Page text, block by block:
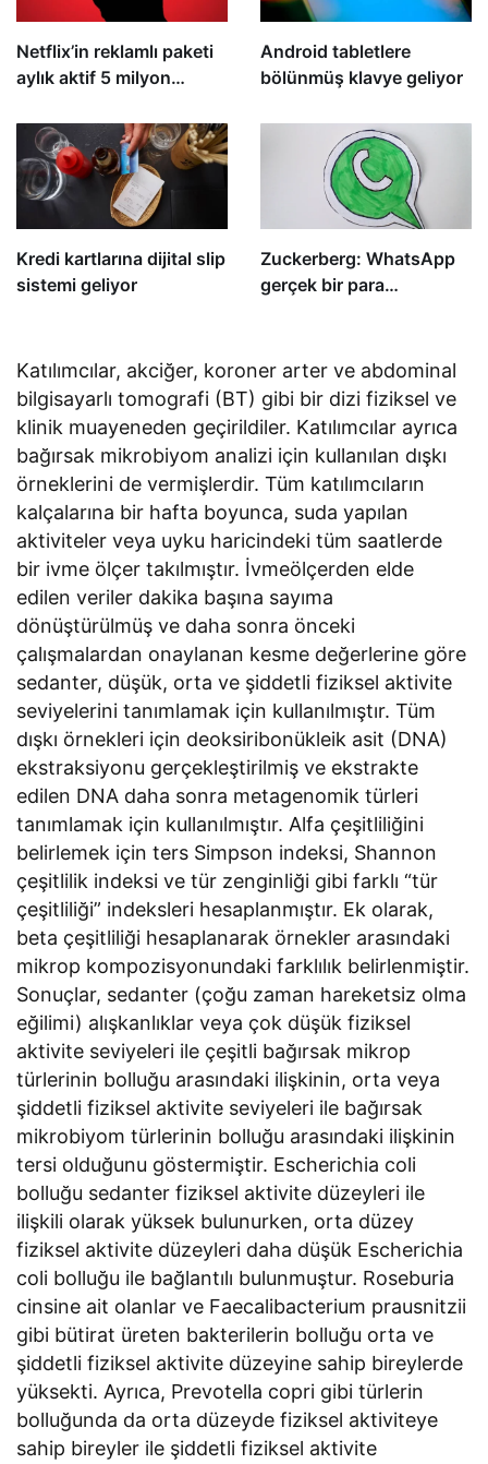
Netflix’in reklamlı paketi
aylık aktif 5 milyon
Android tabletlere
bölünmüş klavye geliyor
Kredi kartlarına dijital slip
sistemi geliyor
Zuckerberg: WhatsApp
gerçek bir para
Katılımcılar, akciğer, koroner arter ve abdominal
bilgisayarlı tomografi (BT) gibi bir dizi fiziksel ve
klinik muayeneden geçirildiler. Katılımcılar ayrıca
bağırsak mikrobiyom analizi için kullanılan dışkı
örneklerini de vermişlerdir. Tüm katılımcıların
kalçalarına bir hafta boyunca, suda yapılan
aktiviteler veya uyku haricindeki tüm saatlerde
bir ivme ölçer takılmıştır. İvmeölçerden elde
edilen veriler dakika başına sayıma
dönüştürülmüş ve daha sonra önceki
çalışmalardan onaylanan kesme değerlerine göre
sedanter, düşük, orta ve şiddetli fiziksel aktivite
seviyelerini tanımlamak için kullanılmıştır. Tüm
dışkı örnekleri için deoksiribonükleik asit (DNA)
ekstraksiyonu gerçekleştirilmiş ve ekstrakte
edilen DNA daha sonra metagenomik türleri
tanımlamak için kullanılmıştır. Alfa çeşitliliğini
belirlemek için ters Simpson indeksi, Shannon
çeşitlilik indeksi ve tür zenginliği gibi farklı “tür
çeşitliliği” indeksleri hesaplanmıştır. Ek olarak,
beta çeşitliliği hesaplanarak örnekler arasındaki
mikrop kompozisyonundaki farklılık belirlenmiştir.
Sonuçlar, sedanter (çoğu zaman hareketsiz olma
eğilimi) alışkanlıklar veya çok düşük fiziksel
aktivite seviyeleri ile çeşitli bağırsak mikrop
türlerinin bolluğu arasındaki ilişkinin, orta veya
şiddetli fiziksel aktivite seviyeleri ile bağırsak
mikrobiyom türlerinin bolluğu arasındaki ilişkinin
tersi olduğunu göstermiştir. Escherichia coli
bolluğu sedanter fiziksel aktivite düzeyleri ile
ilişkili olarak yüksek bulunurken, orta düzey
fiziksel aktivite düzeyleri daha düşük Escherichia
coli bolluğu ile bağlantılı bulunmuştur. Roseburia
cinsine ait olanlar ve Faecalibacterium prausnitzii
gibi bütirat üreten bakterilerin bolluğu orta ve
şiddetli fiziksel aktivite düzeyine sahip bireylerde
yüksekti. Ayrıca, Prevotella copri gibi türlerin
bolluğunda da orta düzeyde fiziksel aktiviteye
sahip bireyler ile şiddetli fiziksel aktivite